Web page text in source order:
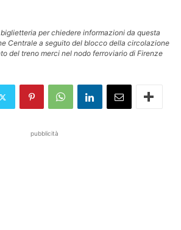
per chiedere informazioni da questa
Centrale a seguito del blocco della circolazione
del treno merci nel nodo ferroviario di Firenze
pubblicità